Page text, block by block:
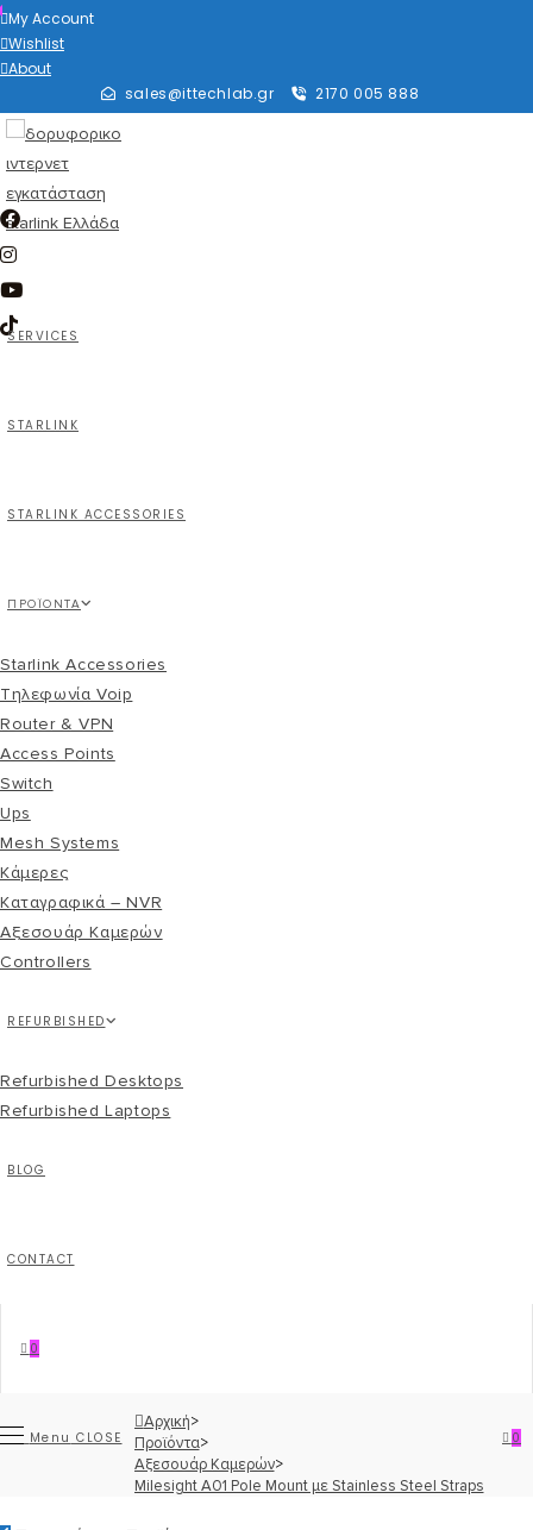
My Account
Wishlist
About
sales@ittechlab.gr
2170 005 888
SERVICES
STARLINK
STARLINK ACCESSORIES
ΠΡΟΪΌΝΤΑ
Starlink Accessories
Τηλεφωνία Voip
Router & VPN
Access Points
Switch
Ups
Mesh Systems
Κάμερες
Καταγραφικά – NVR
Αξεσουάρ Καμερών
Controllers
REFURBISHED
Refurbished Desktops
Refurbished Laptops
BLOG
CONTACT
0
0
Menu CLOSE
Αρχική>
Προϊόντα>
Αξεσουάρ Καμερών>
Milesight A01 Pole Mount με Stainless Steel Straps